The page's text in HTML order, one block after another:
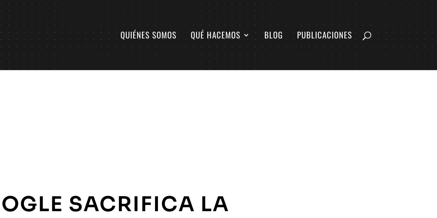
QUIÉNES SOMOS QUÉ HACEMOS BLOG PUBLICACIONES
SACRIFICA LA